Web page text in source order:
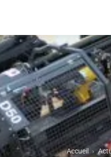
Accueil ›